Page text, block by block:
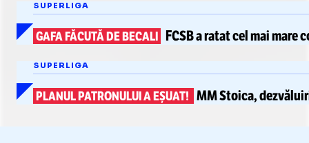
SUPERLIGA
GAFA FĂCUTĂ DE BECALI FCSB a ratatcel mai mare
SUPERLIGA
PLANUL PATRONULUI A EȘUAT! MM Stoica,